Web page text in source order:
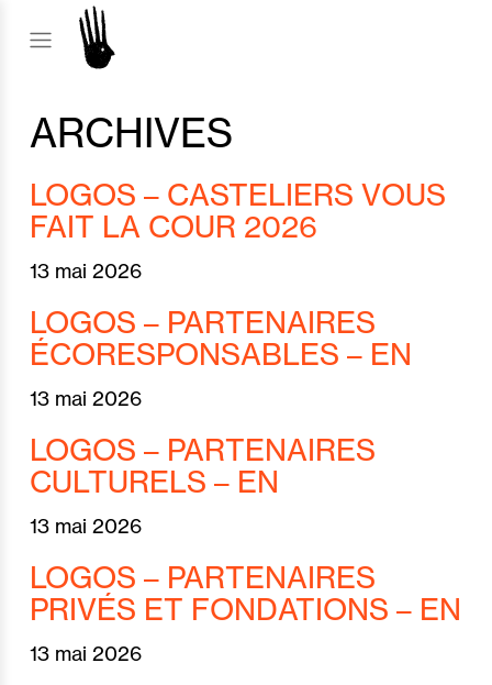
ARCHIVES
LOGOS – CASTELIERS VOUS
FAIT LA COUR 2026
13 mai 2026
LOGOS – PARTENAIRES
ÉCORESPONSABLES – EN
13 mai 2026
LOGOS – PARTENAIRES
CULTURELS – EN
13 mai 2026
LOGOS – PARTENAIRES
PRIVÉS ET FONDATIONS – EN
13 mai 2026